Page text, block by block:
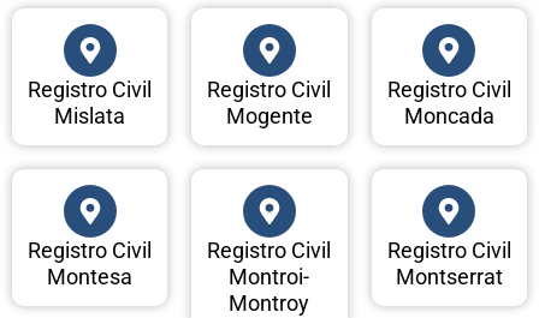
Registro Civil
Mislata
Registro Civil
Mogente
Registro Civil
Moncada
Registro Civil
Montesa
Registro Civil
Montroi-
Montroy
Registro Civil
Montserrat